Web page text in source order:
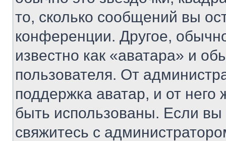
то, сколько сообщений вы
конференции. Другое,
известно как «аватара» и
пользователя. От
поддержка аватар, и от него
быть использованы. Если
свяжитесь с